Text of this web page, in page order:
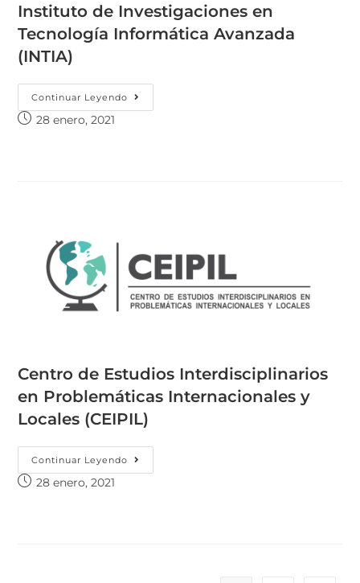
Instituto de Investigaciones en
Tecnología Informática Avanzada
(INTIA)
Continuar Leyendo
28 enero, 2021
Centro de Estudios Interdisciplinarios
en Problemáticas Internacionales y
Locales (CEIPIL)
Continuar Leyendo
28 enero, 2021